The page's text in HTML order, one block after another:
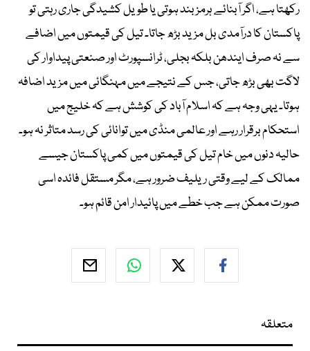
رکھتا ہے، اگر آبنائے ہرمز بند ہوتی یا طویل کشیدگی جاری رہتی تو
پاکستان کا درآمدی بل مزید بڑھ جاتا۔ تیل کی قیمتوں میں اضافے
سے نہ صرف ایندھن بلکہ بجلی، ٹرانسپورٹ اور صنعتی پیداوار کی
لاگت بھی بڑھ جاتی، جس کے نتیجے میں مہنگائی میں مزید اضافہ
ہوتا۔ یہی وجہ ہے کہ اسلام آباد کی کوشش ہے کہ خلیج میں
استحکام برقرار رہے اور عالمی منڈی میں توانائی کی رسد متاثر نہ ہو۔
حالیہ دنوں میں خام تیل کی قیمتوں میں کمی پاکستان جیسے
ممالک کے لیے وقتی ریلیف ضرور ہے، مگر مستقل فائدہ اسی
صورت ممکن ہے جب خطے میں پائیدار امن قائم ہو۔
متعلقہ